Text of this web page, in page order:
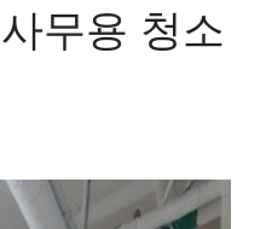
무용 청소